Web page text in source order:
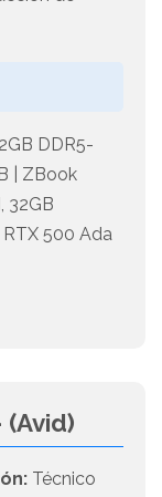
DDR5-
| ZBook
32GB
500 Ada
(Avid)
Técnico